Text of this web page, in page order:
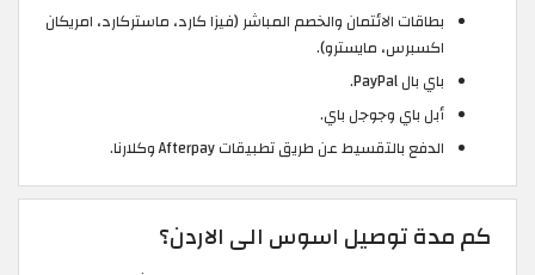
بطاقات الائتمان والخصم المباشر (فيزا كارد، ماستركارد، امريكان
اكسبرس، مايسترو).
باي بال PayPal.
أبل باي وجوجل باي.
الدفع بالتقسيط عن طريق تطبيقات Afterpay وكلارنا.
كم مدة توصيل اسوس الى الاردن؟